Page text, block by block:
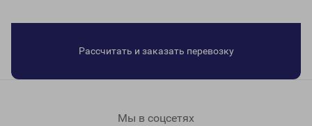
Рассчитать и заказать перевозку
Мы в соцсетях